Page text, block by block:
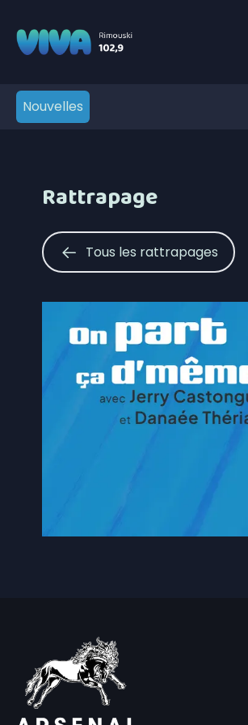
Nouvelles
Rattrapage
Tous les rattrapages